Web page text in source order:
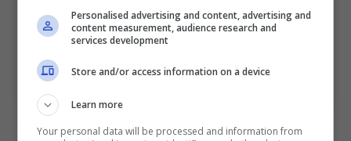
Vincenzo Italiano (ph. bolognafc.it)
Personalised advertising and content, advertising and
content measurement, audience research and
services development
Store and/or access information on a device
Learn more
Your personal data will be processed and information from